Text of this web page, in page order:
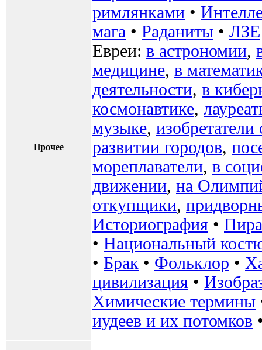
Прочее
римлянками •
мага • Раданиты • ЛЗЕ
Евреи: в астрономии,
медицине, в
деятельности, в
космонавтике,
музыке,
развитии городов,
мореплаватели, в
движении, на
откупщики,
Историография •
• Национальный
• Брак • Фольклор •
цивилизация •
Химические термины
иудеев и их потомков